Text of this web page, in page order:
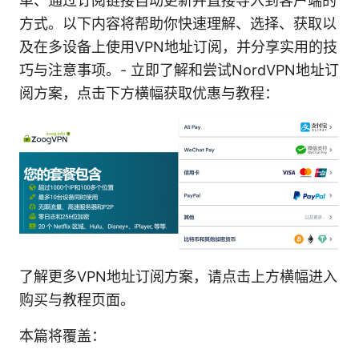
方式。以下内容将帮助你快速理解、选择、获取以
及在多设备上使用VPN地址订阅，并分享实用的技
巧与注意事项。- 立即了解和尝试NordVPN地址订
阅方案，点击下方横幅获取优惠与教程：
了解更多VPN地址订阅方案，请点击上方横幅进入
购买与教程页面。
本篇将覆盖：